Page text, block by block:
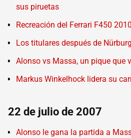
sus piruetas
Recreación del Ferrari F450 2010
Los titulares después de
Alonso vs Massa, un pique que
Markus Winkelhock lidera su
22 de julio de 2007
Alonso le gana la partida a